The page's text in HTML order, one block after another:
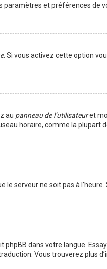
paramètres et préférences de
. Si vous activez cette option
au panneau de l’utilisateuret
horaire, comme la plupart
serveur ne soit pas à
phpBB dans votre langue.
Vous trouverez plus